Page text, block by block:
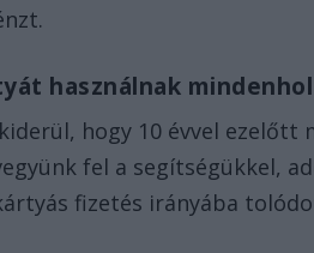
használnak mindenhol
hogy 10 évvel
fel a segítségükkel,
fizetés irányába